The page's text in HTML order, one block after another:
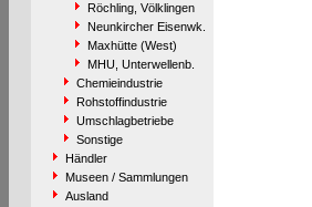
Röchling, Völklingen
Neunkircher Eisenwk.
Maxhütte (West)
MHU, Unterwellenb.
Chemieindustrie
Rohstoffindustrie
Umschlagbetriebe
Sonstige
Händler
Museen / Sammlungen
Ausland